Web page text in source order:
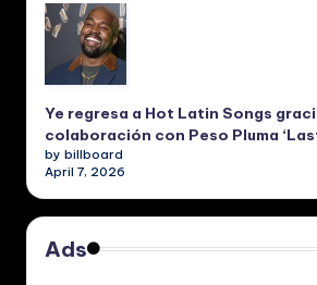
Ye regresa a Hot Latin Songs
colaboración con Peso Pluma
by billboard
April 7, 2026
Ads